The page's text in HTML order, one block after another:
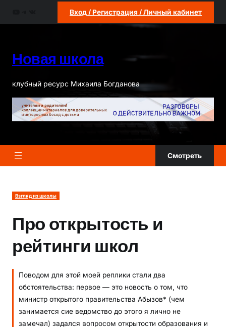
Вход / Регистрация / Личный кабинет
Новая школа
клубный ресурс Михаила Богданова
Смотреть
Взгляд из школы
Про открытость и
рейтинги школ
Поводом для этой моей реплики стали два
обстоятельства: первое — это новость о том, что
министр открытого правительства Абызов* (чем
занимается сие ведомство до этого я лично не
замечал) задался вопросом открытости образования и